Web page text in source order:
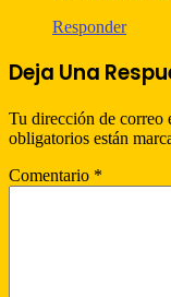
Responder
Deja Una
Tu dirección de correo
obligatorios están
Comentario *